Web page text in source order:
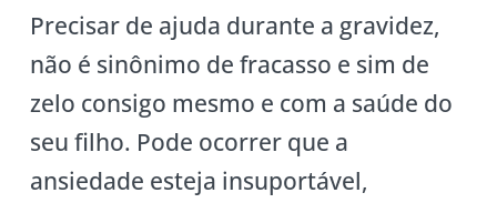
Precisar de ajuda durante a gravidez,
não é sinônimo de fracasso e sim de
zelo consigo mesmo e com a saúde do
seu filho. Pode ocorrer que a
ansiedade esteja insuportável,